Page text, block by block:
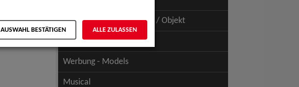
Schauspiel - Figur / Puppe / Objekt
Werbung - Talents
Werbung - Models
Musical
AUSWAHL BESTÄTIGEN ALLE ZULASSEN